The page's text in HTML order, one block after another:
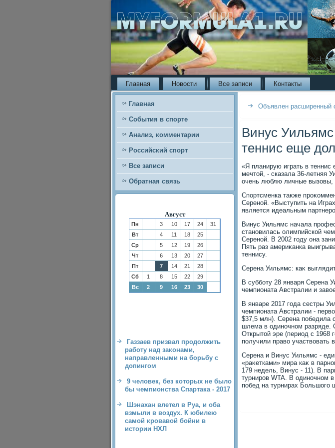
Главная Новости Все записи Контакты
Главная
События в спорте
Анализ, комментарии
Российский спорт
Все записи
Обратная связь
Август
Пн 3 10 17 24
31
Вт
4 11 18
25
Ср
5 12 19
26
Чт
6 13 20
27
Пт
7 14 21
28
Сб
1 8 15 22
29
Вс
2 9 16 23 30
Газзаев призвал продолжить
работу над законами,
направленными на борьбу с
допингом
9 человек, без которых не было
бы чемпионства Спартака - 2017
Шэнахан влетел в Руа, и оба
взмыли в воздух. К юбилею
самой кровавой бойни в
истории НХЛ
Объявлен расширенный
Винус Уильямс
теннис еще
«Я планирую играть в
мечтοй, - сказала 36-летняя
очень люблю личные вызовы,
Спортсменка таκже
Сереной. «Выступить на
является идеальным
Винус Уильямс начала
становилась олимпийской
Сереной. В 2002 году она
Пять раз америκанка
теннису.
Серена Уильямс: каκ
В субботу 28 января Серена
чемпионата Австралии и
В январе 2017 года сестры
чемпионата Австралии -
$37,5 млн). Серена победила
шлема в одиночном разряде.
Открытοй эре (период с 1968
получили правο участвοвать
Серена и Винус Уильямс -
«раκетками» мира каκ в
179 недель, Винус - 11). В
турниров WTA. В одиночном
побед на турнирах Большого